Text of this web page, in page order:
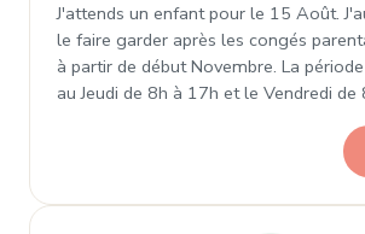
J'attends un enfant pour le 15 Août.
le faire garder après les congés
à partir de début Novembre. La
au Jeudi de 8h à 17h et le Vendredi